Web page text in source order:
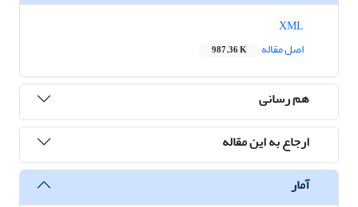
اصل مقاله
987.36 K
هم رسانی
ارجاع به این مقاله
آمار